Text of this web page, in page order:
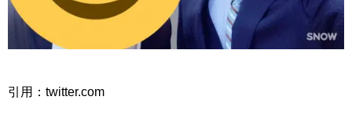
引用：twitter.com